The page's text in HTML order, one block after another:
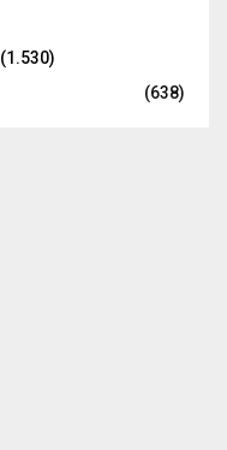
(1.530)
(638)